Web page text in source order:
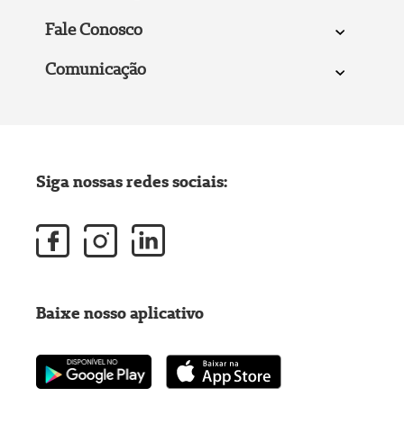
Fale Conosco
Comunicação
Siga nossas redes sociais:
Baixe nosso aplicativo